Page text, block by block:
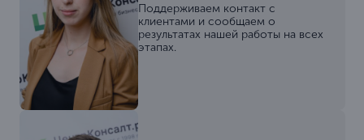
Поддерживаем контакт с
клиентами и сообщаем о
результатах нашей работы на всех
этапах.